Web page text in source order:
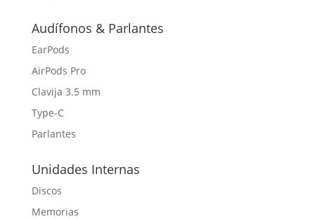
Audífonos & Parlantes
EarPods
AirPods Pro
Clavija 3.5 mm
Type-C
Parlantes
Unidades Internas
Discos
Memorias